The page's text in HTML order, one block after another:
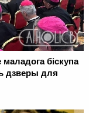
біскупа
дзверы для